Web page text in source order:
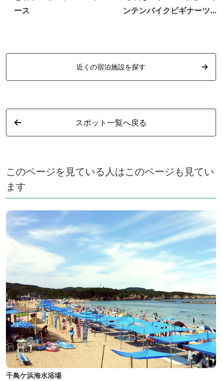
ース
ンテンバイクビギナーツア
近くの宿泊施設を探す
スポット一覧へ戻る
このページを見ている人はこのページも見てい
ます
千鳥ケ浜海水浴場